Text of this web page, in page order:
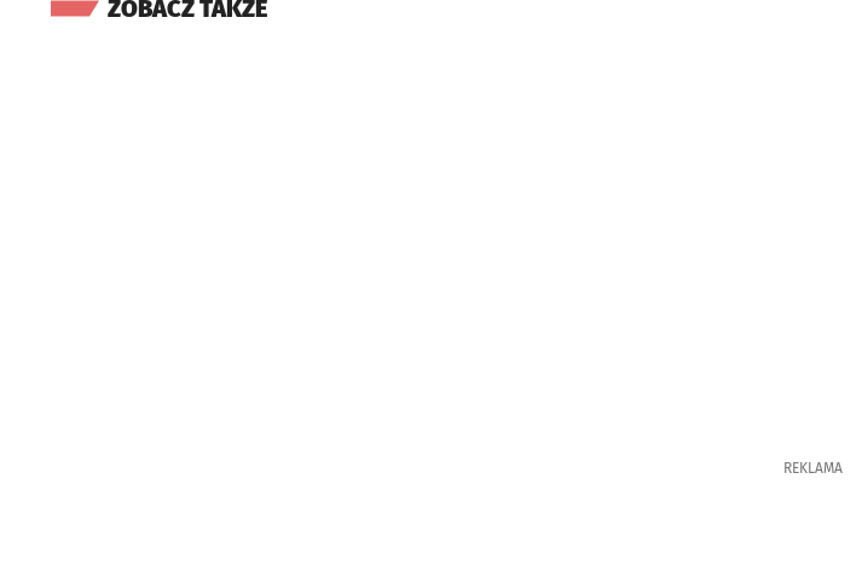
ZOBACZ TAKŻE
REKLAMA